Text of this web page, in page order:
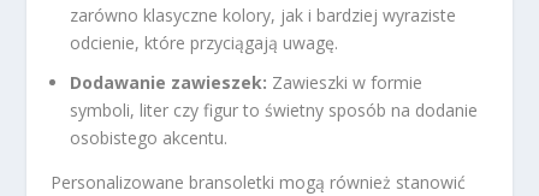
zarówno klasyczne kolory, jak i bardziej wyraziste
odcienie, które przyciągają uwagę.
Dodawanie zawieszek: Zawieszki w formie
symboli, liter czy figur to świetny sposób na dodanie
osobistego akcentu.
Personalizowane bransoletki mogą również stanowić